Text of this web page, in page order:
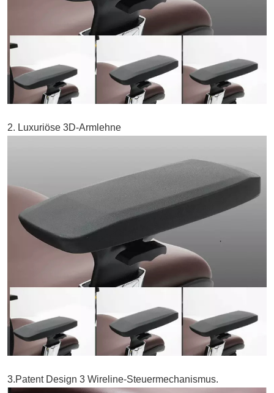
2. Luxuriöse 3D-Armlehne
3.Patent Design 3 Wireline-Steuermechanismus.